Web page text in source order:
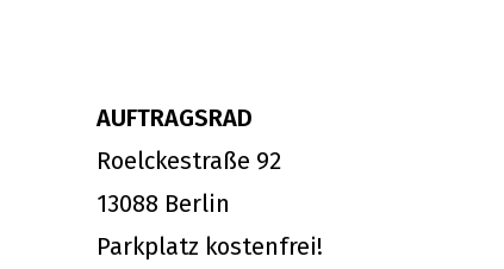
AUFTRAGSRAD
Roelckestraße 92
13088 Berlin
Parkplatz kostenfrei!